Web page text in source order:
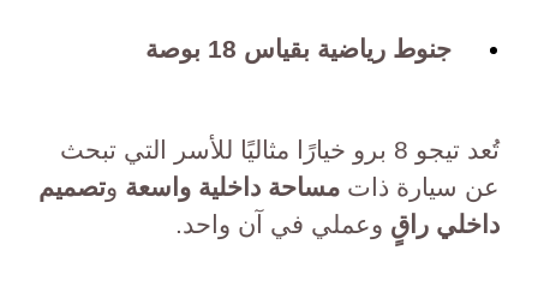
جنوط رياضية بقياس 18 بوصة
تُعد تيجو 8 برو خيارًا مثاليًا للأسر التي تبحث
عن سيارة ذات مساحة داخلية واسعة وتصميم
داخلي راقٍ وعملي في آن واحد.